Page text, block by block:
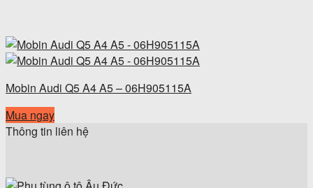
Mobin Audi Q5 A4 A5 – 06H905115A
Mua ngay
Thông tin liên hệ